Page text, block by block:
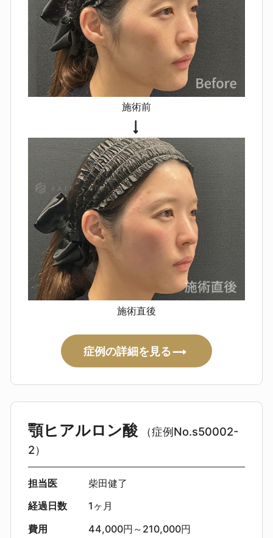
ニューラミス
赤み・腫れ・痛み・つっぱり感・熱
感
内出血による変色
凹凸・硬さ
左右差
感染（まれに抗生剤対応
が必要）
血管内注入による血流障
害（非常にまれ）
皮膚壊死（極め
てまれ）
施術前
施術直後
症例の詳細を見る
顎ヒアルロン酸
（症例No.s50002-
2）
担当医
柴田健了
経過日数
1ヶ月
費用
44,000円～210,000円